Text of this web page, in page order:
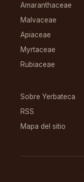
Amaranthaceae
Malvaceae
Apiaceae
Myrtaceae
Rubiaceae
Sobre Yerbateca
RSS
Mapa del sitio